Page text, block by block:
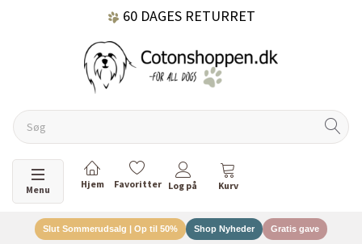
60 DAGES RETURRET
Skifte navigation
Menu
Slut Sommerudsalg | Op til 50% Shop Nyheder Gratis gave